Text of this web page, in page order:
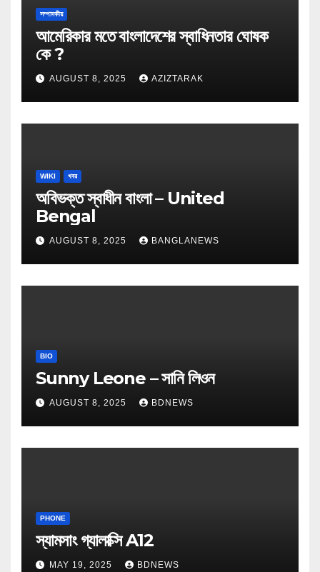
সম্পাদকীয়
আমেরিকার মতে বাংলাদেশের স্বাধিনতার ঘোষক
কে ?
AUGUST 8, 2025 AZIZTARAK
WIKI খবর
অবিভক্ত স্বাধীন বাংলা – United
Bengal
AUGUST 8, 2025 BANGLANEWS
BIO
Sunny Leone – সানি লিওন
AUGUST 8, 2025 BDNEWS
PHONE
স্যামসাং গ্যালাক্সি A12
MAY 19, 2025 BDNEWS